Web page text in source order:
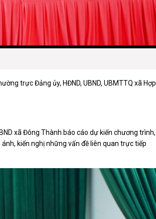
Báo Đại biểu nhân dân
trực Đảng ủy, HĐND, UBND, UBMTTQ xã Hợp
xã Đông Thành báo cáo dự kiến chương trình,
kiến nghị những vấn đề liên quan trực tiếp